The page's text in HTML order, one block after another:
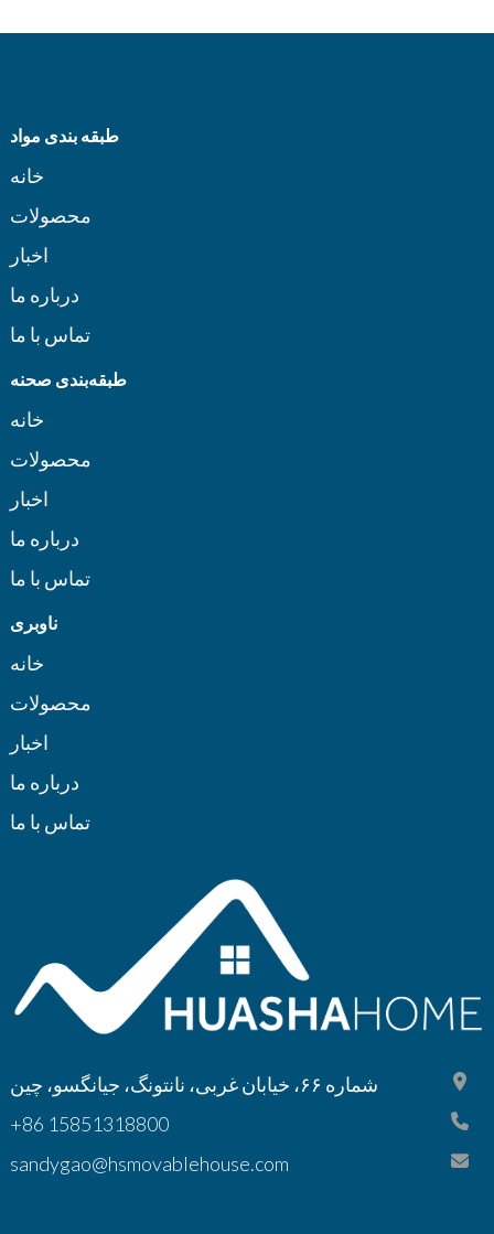
طبقه بندی مواد
خانه
محصولات
اخبار
درباره ما
تماس با ما
طبقه‌بندی صحنه
خانه
محصولات
اخبار
درباره ما
تماس با ما
ناوبری
خانه
محصولات
اخبار
درباره ما
تماس با ما
شماره ۶۶، خیابان غربی، نانتونگ، جیانگسو، چین
‎+86 15851318800‎
sandygao@hsmovablehouse.com